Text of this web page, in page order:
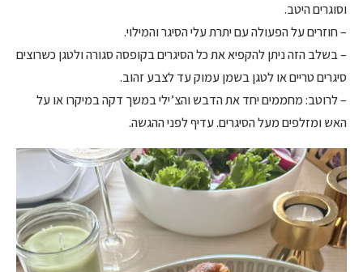
וסוגרים היטב.
– חוזרים על הפעולה עם יתרת עלי הסיגר והמילוי.
– בשלב הזה ניתן להקפיא את כל הסיגרים בקופסה סגורה ולטגן כשרוצים
סיגרים טריים או לטגן בשמן עמוק עד לצבע זהוב.
– לרוטב: מחממים יחד את הדבש והצ’ילי במשך דקה במיקרו או על
האש ומזלפים מעל הסיגרים. עדיף לפני ההגשה.